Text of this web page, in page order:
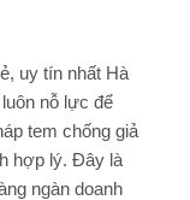
uy tín nhất Hà
nỗ lực để
tem chống giả
hợp lý. Đây là
ngàn doanh